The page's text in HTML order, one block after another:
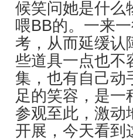
候笑问她是什么
喂BB的。一来
考，从而延缓认
些道具一点也不
集，也有自己动
足的笑容，是
参观至此，激动
开展，今天看到